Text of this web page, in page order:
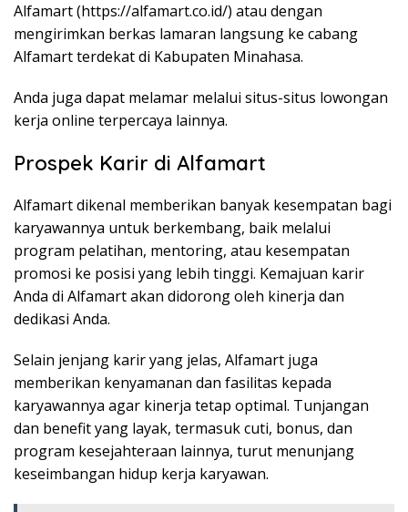
Alfamart (https://alfamart.co.id/) atau dengan
mengirimkan berkas lamaran langsung ke cabang
Alfamart terdekat di Kabupaten Minahasa.
Anda juga dapat melamar melalui situs-situs lowongan
kerja online terpercaya lainnya.
Prospek Karir di Alfamart
Alfamart dikenal memberikan banyak kesempatan bagi
karyawannya untuk berkembang, baik melalui
program pelatihan, mentoring, atau kesempatan
promosi ke posisi yang lebih tinggi. Kemajuan karir
Anda di Alfamart akan didorong oleh kinerja dan
dedikasi Anda.
Selain jenjang karir yang jelas, Alfamart juga
memberikan kenyamanan dan fasilitas kepada
karyawannya agar kinerja tetap optimal. Tunjangan
dan benefit yang layak, termasuk cuti, bonus, dan
program kesejahteraan lainnya, turut menunjang
keseimbangan hidup kerja karyawan.